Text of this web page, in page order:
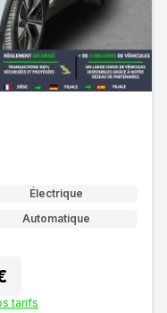
Électrique
Automatique
tarifs